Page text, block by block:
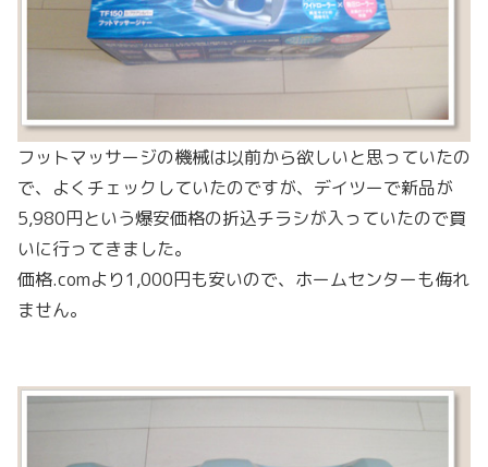
フットマッサージの機械は以前から欲しいと思っていたの
で、よくチェックしていたのですが、デイツーで新品が
5,980円という爆安価格の折込チラシが入っていたので買
いに行ってきました。
価格.comより1,000円も安いので、ホームセンターも侮れ
ません。